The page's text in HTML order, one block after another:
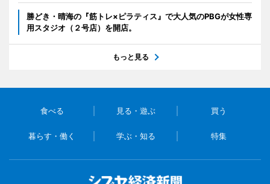
勝どき・晴海の『筋トレ×ピラティス』で大人気のPBGが女性専
用スタジオ（２号店）を開店。
もっと見る
食べる 見る・遊ぶ 買う
暮らす・働く 学ぶ・知る 特集